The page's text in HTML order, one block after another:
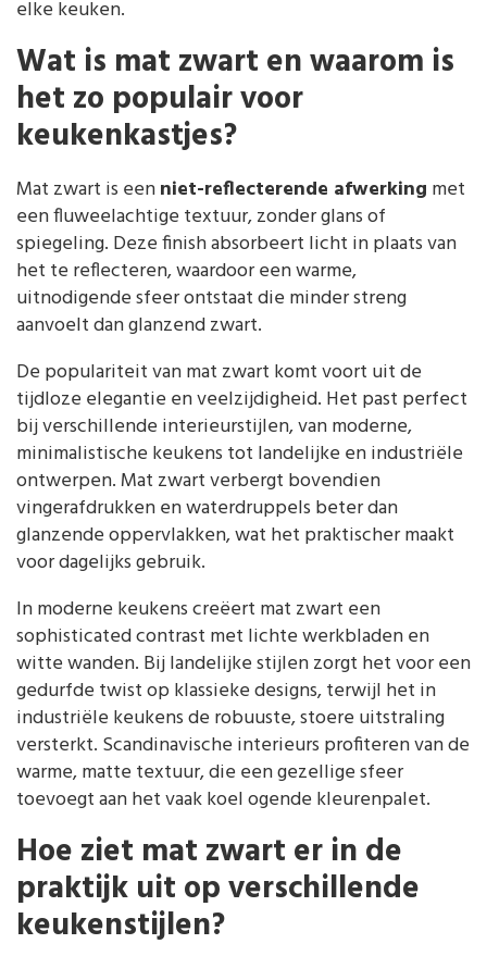
elke keuken.
Wat is mat zwart en waarom is
het zo populair voor
keukenkastjes?
Mat zwart is eenniet-reflecterende afwerking met
een fluweelachtige textuur, zonder glans of
spiegeling. Deze finish absorbeert licht in plaats van
het te reflecteren, waardoor een warme,
uitnodigende sfeer ontstaat die minder streng
aanvoelt dan glanzend zwart.
De populariteit van mat zwart komt voort uit de
tijdloze elegantie en veelzijdigheid. Het past perfect
bij verschillende interieurstijlen, van moderne,
minimalistische keukens tot landelijke en industriële
ontwerpen. Mat zwart verbergt bovendien
vingerafdrukken en waterdruppels beter dan
glanzende oppervlakken, wat het praktischer maakt
voor dagelijks gebruik.
In moderne keukens creëert mat zwart een
sophisticated contrast met lichte werkbladen en
witte wanden. Bij landelijke stijlen zorgt het voor een
gedurfde twist op klassieke designs, terwijl het in
industriële keukens de robuuste, stoere uitstraling
versterkt. Scandinavische interieurs profiteren van de
warme, matte textuur, die een gezellige sfeer
toevoegt aan het vaak koel ogende kleurenpalet.
Hoe ziet mat zwart er in de
praktijk uit op verschillende
keukenstijlen?